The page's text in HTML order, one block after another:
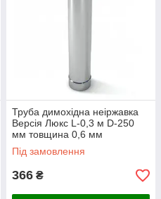
Труба димохідна неіржавка
Версія Люкс L-0,3 м D-250
мм товщина 0,6 мм
Під замовлення
366 ₴